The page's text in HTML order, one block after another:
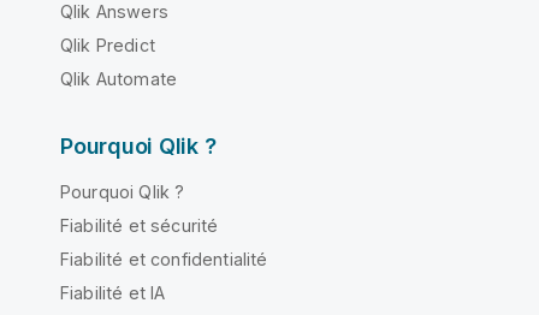
Qlik Answers
Qlik Predict
Qlik Automate
Pourquoi Qlik ?
Pourquoi Qlik ?
Fiabilité et sécurité
Fiabilité et confidentialité
Fiabilité et IA